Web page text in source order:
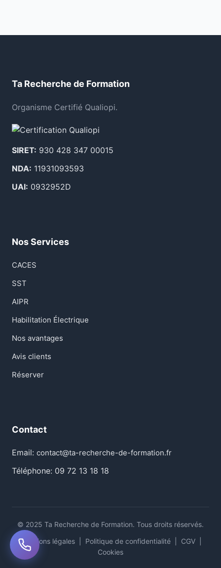
Ta Recherche de Formation
Organisme Certifié Qualiopi.
SIRET: 930 428 347 00015
NDA: 11931093593
UAI: 0932952D
Nos Services
CACES
SST
AIPR
Habilitation Électrique
Nos avantages
Avis clients
Réserver
Contact
Email: contact@ta-recherche-de-formation.fr
Téléphone: 09 72 13 18 18
© 2025 Ta Recherche de Formation. Tous droits réservés.
Mentions légales
Politique de confidentialité CGV
Cookies